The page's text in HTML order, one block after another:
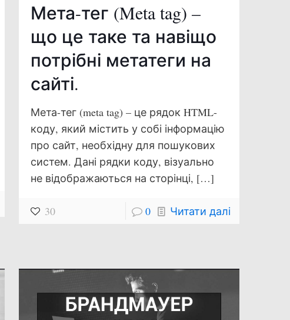
Мета-тег (Meta tag) –
що це таке та навіщо
потрібні метатеги на
сайті.
Мета-тег (meta tag) – це рядок HTML-
коду, який містить у собі інформацію
про сайт, необхідну для пошукових
систем. Дані рядки коду, візуально
не відображаються на сторінці, […]
30 0 Читати далі